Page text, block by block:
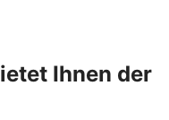
Ihnen der